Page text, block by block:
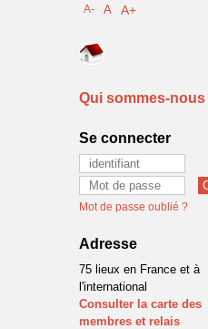
A- A A+
Qui sommes-nous
Se connecter
Mot de passe oublié ?
Adresse
75 lieux en France et à
l'international
Consulter la carte des
membres et relais